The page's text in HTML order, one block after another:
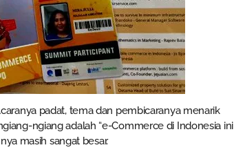
padat, tema dan pembicaranya menarik
ngiang adalah “e-Commerce di Indonesia ini
masih sangat besar.